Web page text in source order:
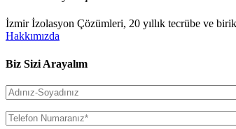
İzmir İzolasyon Çözümleri, 20 yıllık tecrübe ve
Hakkımızda
Biz Sizi Arayalım